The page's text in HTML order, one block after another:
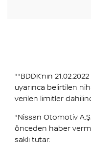
**BDDK’nın
uyarınca belirtilen
verilen limitler
*Nissan Otomotiv
önceden haber
saklı tutar.